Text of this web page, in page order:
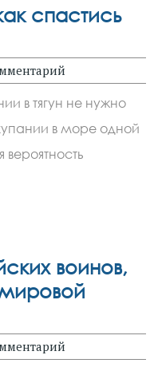
спастись
в тягун не нужно
в море одной
вероятность
воинов,